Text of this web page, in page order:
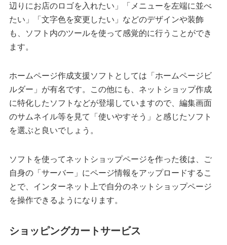
辺りにお店のロゴを入れたい」「メニューを左端に並べ
たい」「文字色を変更したい」などのデザインや装飾
も、ソフト内のツールを使って感覚的に行うことができ
ます。
ホームページ作成支援ソフトとしては「ホームページビ
ルダー」が有名です。この他にも、ネットショップ作成
に特化したソフトなどが登場していますので、編集画面
のサムネイル等を見て「使いやすそう」と感じたソフト
を選ぶと良いでしょう。
ソフトを使ってネットショップページを作った後は、ご
自身の「サーバー」にページ情報をアップロードするこ
とで、インターネット上で自分のネットショップページ
を操作できるようになります。
ショッピングカートサービス